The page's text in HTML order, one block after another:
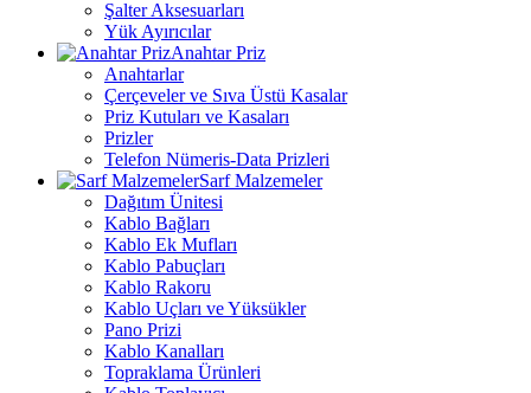
Şalter Aksesuarları
Yük Ayırıcılar
Anahtar Priz
Anahtarlar
Çerçeveler ve Sıva Üstü Kasalar
Priz Kutuları ve Kasaları
Prizler
Telefon Nümeris-Data Prizleri
Sarf Malzemeler
Dağıtım Ünitesi
Kablo Bağları
Kablo Ek Mufları
Kablo Pabuçları
Kablo Rakoru
Kablo Uçları ve Yüksükler
Pano Prizi
Kablo Kanalları
Topraklama Ürünleri